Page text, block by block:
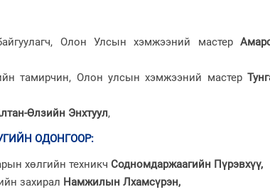
Олон Улсын хэмжээний мастер
тамирчин, Олон улсын хэмжээний мастер
Өлзийн Энхтуул,
ОДОНГООР:
хөлгийн техникч Содномдаржаагийн Пүрэвхүү,
захирал Намжилын Лхамсүрэн,